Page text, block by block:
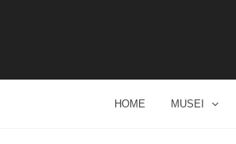
HOME MUSEI